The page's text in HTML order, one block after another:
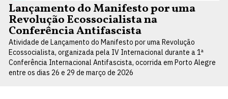
Lançamento do Manifesto por uma
Revolução Ecossocialista na
Conferência Antifascista
Atividade de Lançamento do Manifesto por uma Revolução
Ecossocialista, organizada pela IV Internacional durante a 1ª
Conferência Internacional Antifascista, ocorrida em Porto Alegre
entre os dias 26 e 29 de março de 2026